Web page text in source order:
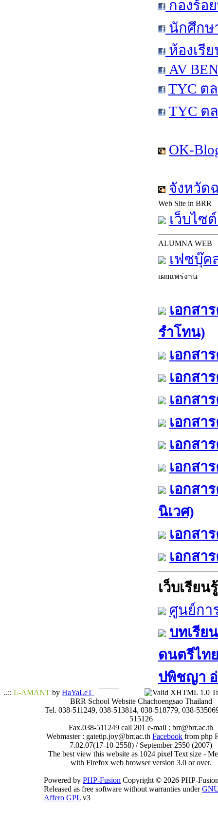
กองร้อ
นักศึกษ
ห้องเรี
AV
TYC ต
TYC ต
OK-
จังหวัด
Web Site in BRR
เว็บไซ
ALUMNA WEB
เฟซบุ๊ค
เผยแพร่งาน
เอกสา
รำโทน)
เอกสา
เอกสา
เอกสา
เอกสา
เอกสา
เอกสา
เอกสา
นิเวศ)
เอกสา
เอกสา
เว็บเรียนรู้
ศูนย์กา
บทเรีย
ดนตรีไท
ปพิชญา​ อ่
..:: L-AMANT by HaYaLeT
BRR School Website Chachoengsao Thailand
Tel. 038-511249, 038-513814, 038-518779, 038-
515126
Fax.038-511249 call 201 e-mail : brr@brr.ac.th
Webmaster : gatetip.joy@brr.ac.thFacebook from php
7.02.07(17-10-2558) / September 2550 (2007)
The best view this website as 1024 pixel Text size -
with Firefox web browser version 3.0 or over.
Powered by PHP-Fusion Copyright © 2026 PHP-
Released as free software without warranties under
Affero GPL v3